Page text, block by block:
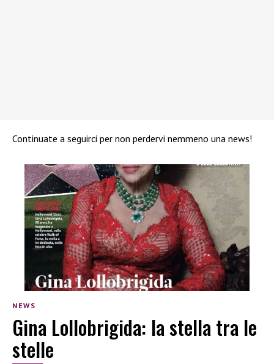
Continuate a seguirci per non perdervi nemmeno una news!
NEWS
Gina Lollobrigida: la stella tra le
stelle